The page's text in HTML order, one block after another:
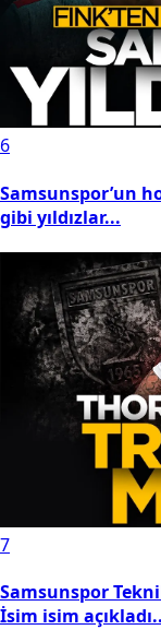
6
Samsunspor’un
gibi yıldızlar...
7
Samsunspor
İsim isim